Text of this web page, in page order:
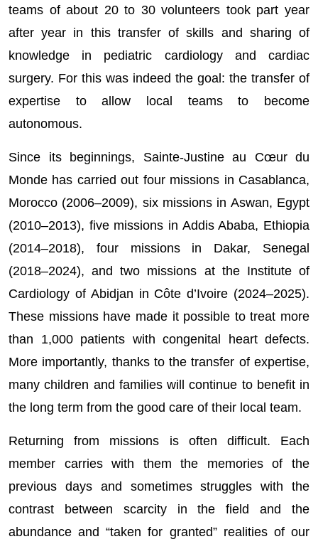
teams of about 20 to 30 volunteers took part year
after year in this transfer of skills and sharing of
knowledge in pediatric cardiology and cardiac
surgery. For this was indeed the goal: the transfer of
expertise to allow local teams to become
autonomous.
Since its beginnings, Sainte-Justine au Cœur du
Monde has carried out four missions in Casablanca,
Morocco (2006–2009), six missions in Aswan, Egypt
(2010–2013), five missions in Addis Ababa, Ethiopia
(2014–2018), four missions in Dakar, Senegal
(2018–2024), and two missions at the Institute of
Cardiology of Abidjan in Côte d’Ivoire (2024–2025).
These missions have made it possible to treat more
than 1,000 patients with congenital heart defects.
More importantly, thanks to the transfer of expertise,
many children and families will continue to benefit in
the long term from the good care of their local team.
Returning from missions is often difficult. Each
member carries with them the memories of the
previous days and sometimes struggles with the
contrast between scarcity in the field and the
abundance and “taken for granted” realities of our